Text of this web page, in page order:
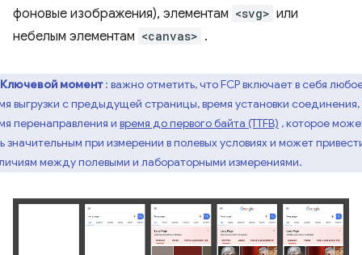
фоновые изображения), элементам <svg> или
небелым элементам <canvas> .
Ключевой момент: важно отметить, что FCP включает в себя
выгрузки с предыдущей страницы, время установки соединения,
перенаправления и время до первого байта (TTFB) , которое
значительным при измерении в полевых условиях и может
между полевыми и лабораторными измерениями.